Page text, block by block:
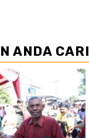
ANDA CARI